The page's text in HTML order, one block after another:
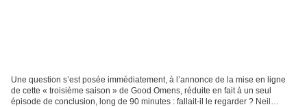
Une question s’est posée immédiatement, à l’annonce de la mise en ligne
de cette « troisième saison » de Good Omens, réduite en fait à un seul
épisode de conclusion, long de 90 minutes : fallait-il le regarder ? Neil